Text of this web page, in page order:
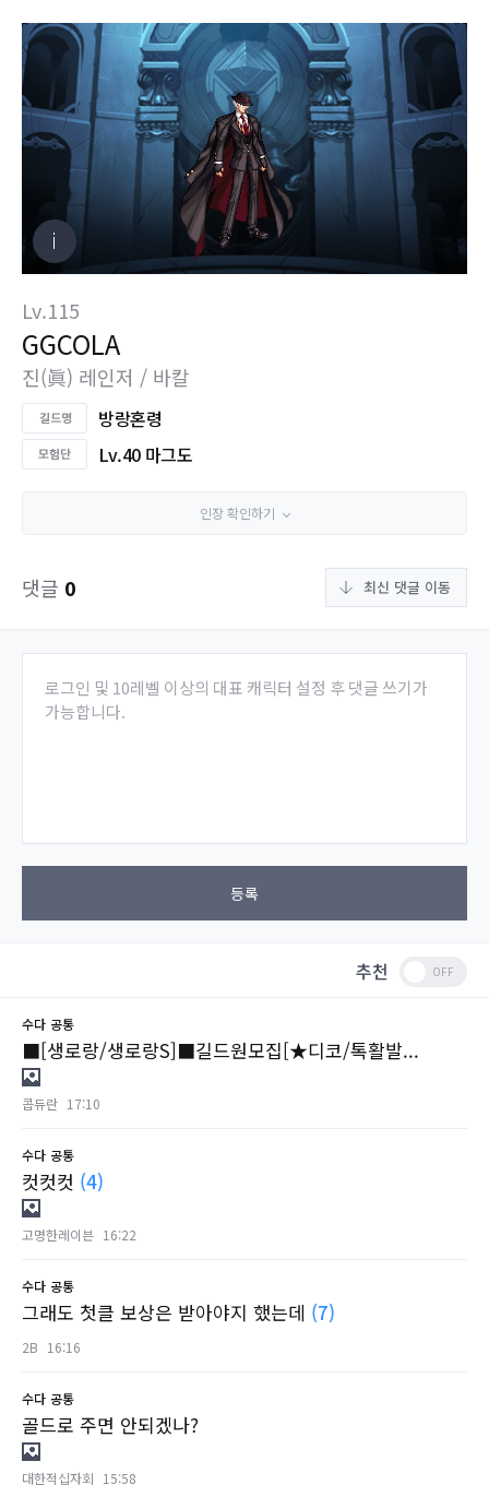
Lv.115
GGCOLA
진(眞) 레인저 / 바칼
방랑혼령
Lv.40 마그도
인장 확인하기
댓글 0 최신 댓글 이동
로그인 및 10레벨 이상의 대표 캐릭터 설정 후 댓글 쓰기가
가능합니다.
등록
추천
수다 공통
■[생로랑/생로랑S]■길드원모집[★디코/톡활발...
콥듀란 17:10
수다 공통
컷컷컷 (4)
고명한레이븐 16:22
수다 공통
그래도 첫클 보상은 받아야지 했는데 (7)
2B 16:16
수다 공통
골드로 주면 안되겠나?
대한적십자회 15:58